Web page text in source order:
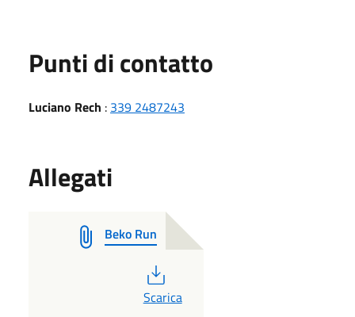
Punti di contatto
Luciano Rech : 339 2487243
Allegati
Beko Run
PDF
Scarica